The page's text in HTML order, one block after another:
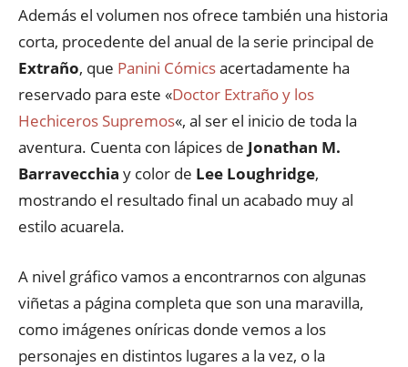
Además el volumen nos ofrece también una historia
corta, procedente del anual de la serie principal de
Extraño, que Panini Cómicsacertadamente ha
reservado para este «Doctor Extraño y los
Hechiceros Supremos«, al ser el inicio de toda la
aventura. Cuenta con lápices de Jonathan M.
Barravecchia y color de Lee Loughridge,
mostrando el resultado final un acabado muy al
estilo acuarela.
A nivel gráfico vamos a encontrarnos con algunas
viñetas a página completa que son una maravilla,
como imágenes oníricas donde vemos a los
personajes en distintos lugares a la vez, o la